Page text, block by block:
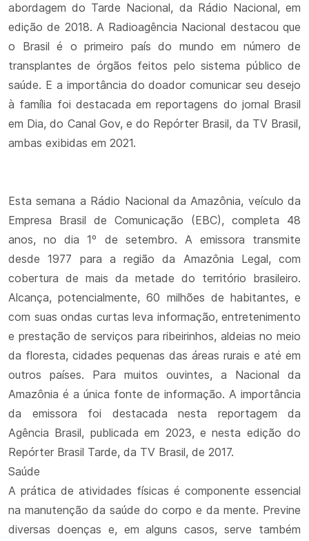
abordagem do Tarde Nacional, da Rádio Nacional, em
edição de 2018. A Radioagência Nacional destacou que
o Brasil é o primeiro país do mundo em número de
transplantes de órgãos feitos pelo sistema público de
saúde. E a importância do doador comunicar seu desejo
à família foi destacada em reportagens do jornal Brasil
em Dia, do Canal Gov, e do Repórter Brasil, da TV Brasil,
ambas exibidas em 2021.
Esta semana a Rádio Nacional da Amazônia, veículo da
Empresa Brasil de Comunicação (EBC), completa 48
anos, no dia 1º de setembro. A emissora transmite
desde 1977 para a região da Amazônia Legal, com
cobertura de mais da metade do território brasileiro.
Alcança, potencialmente, 60 milhões de habitantes, e
com suas ondas curtas leva informação, entretenimento
e prestação de serviços para ribeirinhos, aldeias no meio
da floresta, cidades pequenas das áreas rurais e até em
outros países. Para muitos ouvintes, a Nacional da
Amazônia é a única fonte de informação. A importância
da emissora foi destacada nesta reportagem da
Agência Brasil, publicada em 2023, e nesta edição do
Repórter Brasil Tarde, da TV Brasil, de 2017.
Saúde
A prática de atividades físicas é componente essencial
na manutenção da saúde do corpo e da mente. Previne
diversas doenças e, em alguns casos, serve também